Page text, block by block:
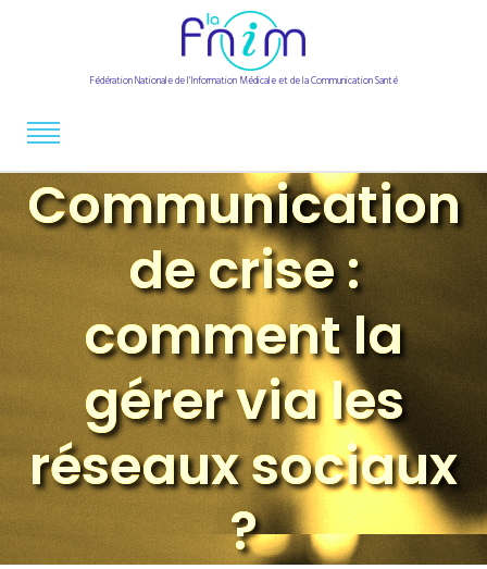
Fédération Nationale de l'Information Médicale et de la Communication Santé
Communication
de crise :
comment la
gérer via les
réseaux sociaux
?